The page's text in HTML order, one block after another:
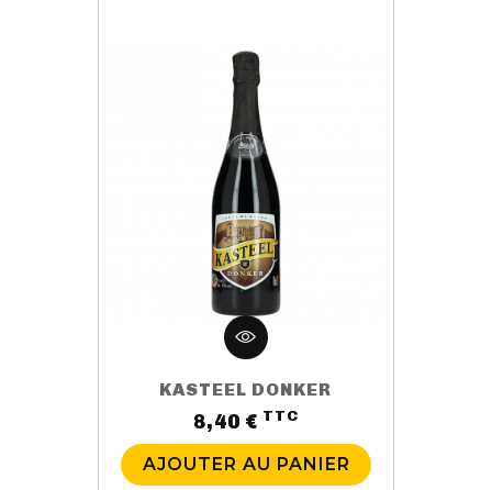
KASTEEL DONKER
8,40 € TTCPrix
AJOUTER AU PANIER